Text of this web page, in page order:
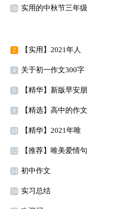
300字锦集9篇
16 实用的中秋节三年级
2 【实用】2021年人
生唯美的句子汇编95句
4 关于初一作文300字
锦集7篇
6 【精华】新版早安朋
友圈问候语摘录66句
8 【精选】高中的作文
400字5篇
10 【精华】2021年唯
美的早安朋友圈问候语
集合45句
12 【推荐】唯美爱情句
子38句
14 初中作文
16 实习总结